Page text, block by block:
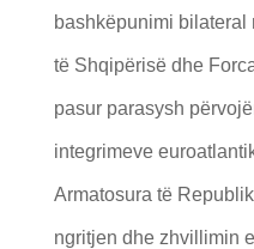
bashkëpunimi bilateral
të Shqipërisë dhe
pasur parasysh
integrimeve
Armatosura të
ngritjen dhe zhvillimin